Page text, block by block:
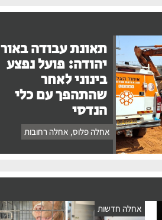
תאונת עבודה באור
יהודה: פועל נפצע
בינוני לאחר
שהתהפך עם כלי
הנדסי
אחלה פלוס, אחלה רחובות
אחלה חדשות